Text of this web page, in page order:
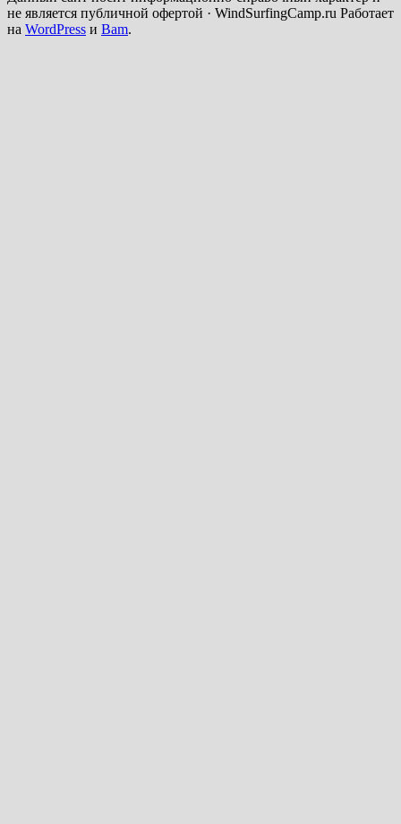
не является публичной офертой · WindSurfingCamp.ru Работает
на WordPress и Bam.